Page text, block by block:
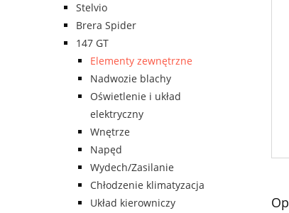
Stelvio
Brera Spider
147 GT
Elementy zewnętrzne
Nadwozie blachy
Oświetlenie i układ
elektryczny
Wnętrze
Napęd
Wydech/Zasilanie
Chłodzenie klimatyzacja
Układ kierowniczy